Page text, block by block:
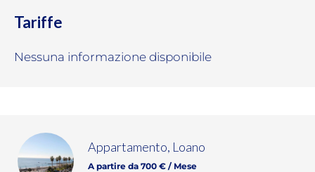
Tariffe
Nessuna informazione disponibile
Appartamento, Loano
A partire da 700 € / Mese